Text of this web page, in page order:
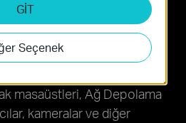
erişebilirler. Bu,
kaynaklara güvenli bir
sağlar. VPN Sunucusu işlevi
cihazlar ev ağına erişebilir
masaüstleri, Ağ Depolama
kameralar ve diğer
GİT
Seçenek